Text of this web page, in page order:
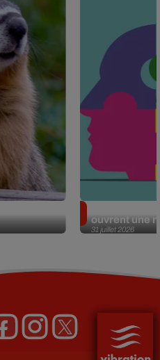
31 juillet 2026
ouvrent une